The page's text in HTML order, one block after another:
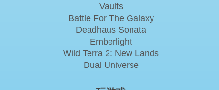
Vaults
Battle For The Galaxy
Deadhaus Sonata
Emberlight
Wild Terra 2: New Lands
Dual Universe